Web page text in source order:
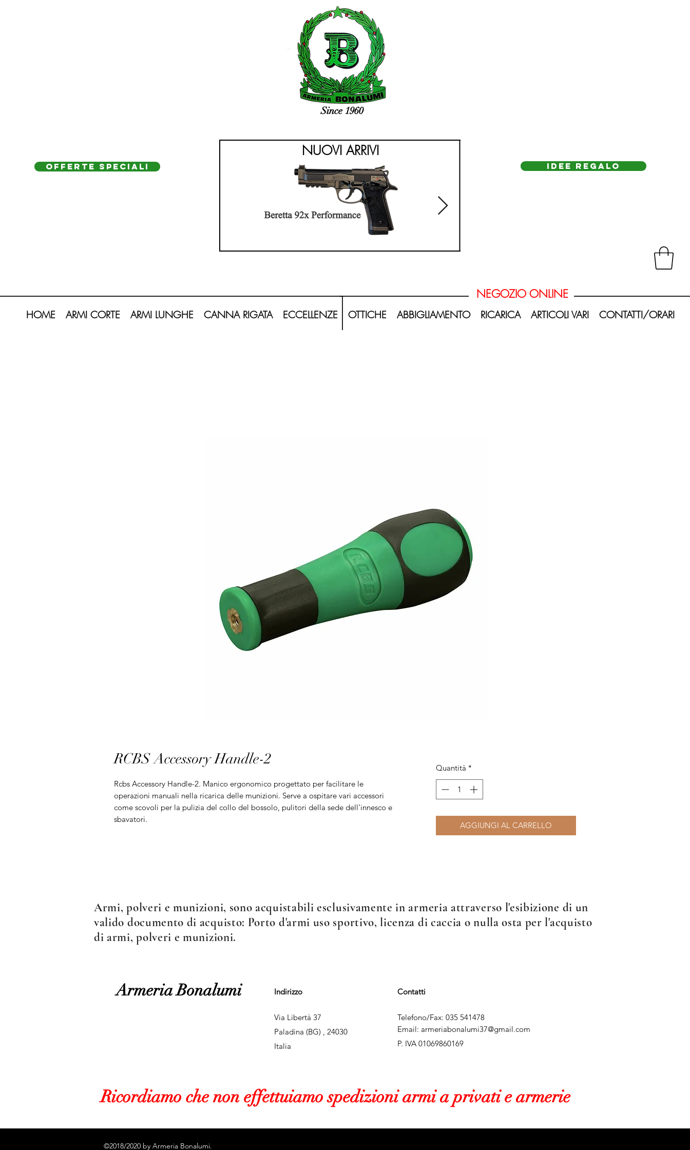
Since 1960
NUOVI ARRIVI
OFFERTE SPECIALI
20251008_181047-Photoroom.png
IDEE REGAlo
NEGOZIO ONLINE
HOME ARMI CORTE ARMI LUNGHE CANNA RIGATA ECCELLENZE OTTICHE ABBIGLIAMENTO RICARICA ARTICOLI VARI CONTATTI/ORARI
RCBS Accessory Handle-2
Rcbs Accessory Handle-2. Manico ergonomico progettato per facilitare le
operazioni manuali nella ricarica delle munizioni. Serve a ospitare vari accessori
come scovoli per la pulizia del collo del bossolo, pulitori della sede dell'innesco e
sbavatori.
Quantità *
AGGIUNGI AL CARRELLO
Armi, polveri e munizioni, sono acquistabili esclusivamente in armeria attraverso l'esibizione di un
valido documento di acquisto: Porto d'armi uso sportivo, licenza di caccia o nulla osta per l'acquisto
di armi, polveri e munizioni.
Armeria Bonalumi Indirizzo
Via Libertà 37
Paladina (BG) , 24030
Italia
Contatti
Email: armeriabonalumi37@gmail.com
Telefono/Fax: 035 541478
P. IVA 01069860169
Ricordiamo che noneffettuiamo spedizioni armi a privati e armerie
©2018/2020 by Armeria Bonalumi.